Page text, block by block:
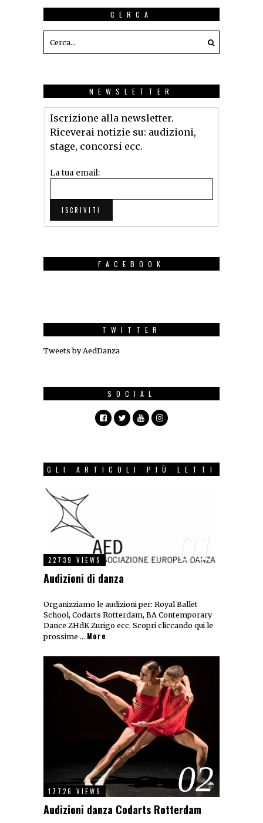
CERCA
NEWSLETTER
Iscrizione alla newsletter.
Riceverai notizie su: audizioni,
stage, concorsi ecc.
La tua email:
FACEBOOK
TWITTER
Tweets by AedDanza
SOCIAL
GLI ARTICOLI PIÙ LETTI
01
22739 VIEWS
Audizioni di danza
Organizziamo le audizioni per: Royal Ballet
School, Codarts Rotterdam, BA Contemporary
Dance ZHdK Zurigo ecc. Scopri cliccando qui le
prossime … More
02
17726 VIEWS
Audizioni danza Codarts Rotterdam